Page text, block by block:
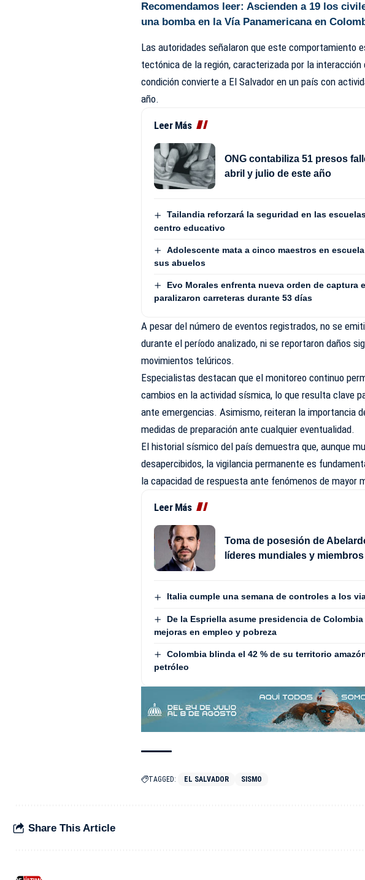
Recomendamos leer: Ascienden a 19 los
una bomba en la Vía Panamericana en
Las autoridades señalaron que este comportamiento
tectónica de la región, caracterizada por la
condición convierte a El Salvador en un país con
año.
Leer Más
ONG contabiliza 51 presos
abril y julio de este año
Tailandia reforzará la seguridad en las
centro educativo
Adolescente mata a cinco maestros en
sus abuelos
Evo Morales enfrenta nueva orden de captura
paralizaron carreteras durante 53 días
A pesar del número de eventos registrados, no se
durante el período analizado, ni se reportaron daños
movimientos telúricos.
Especialistas destacan que el monitoreo continuo
cambios en la actividad sísmica, lo que resulta clave
ante emergencias. Asimismo, reiteran la importancia
medidas de preparación ante cualquier eventualidad.
El historial sísmico del país demuestra que, aunque
desapercibidos, la vigilancia permanente es
la capacidad de respuesta ante fenómenos de mayor
Leer Más
Toma de posesión de
líderes mundiales y
Italia cumple una semana de controles a los
De la Espriella asume presidencia de
mejoras en empleo y pobreza
Colombia blinda el 42 % de su territorio
petróleo
TAGGED: EL SALVADOR SISMO
Share This Article